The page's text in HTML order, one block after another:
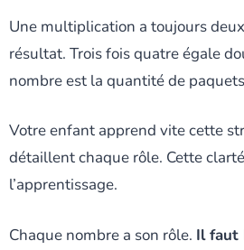
Une multiplication a toujours
résultat. Trois fois quatre égale
nombre est la quantité de
Votre enfant apprend vite cette
détaillent chaque rôle. Cette
l’apprentissage.
Chaque nombre a son rôle. Il faut